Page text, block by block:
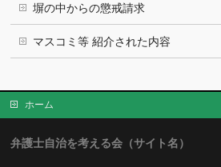
塀の中からの懲戒請求
マスコミ等 紹介された内容
ホーム
弁護士自治を考える会（サイト名）